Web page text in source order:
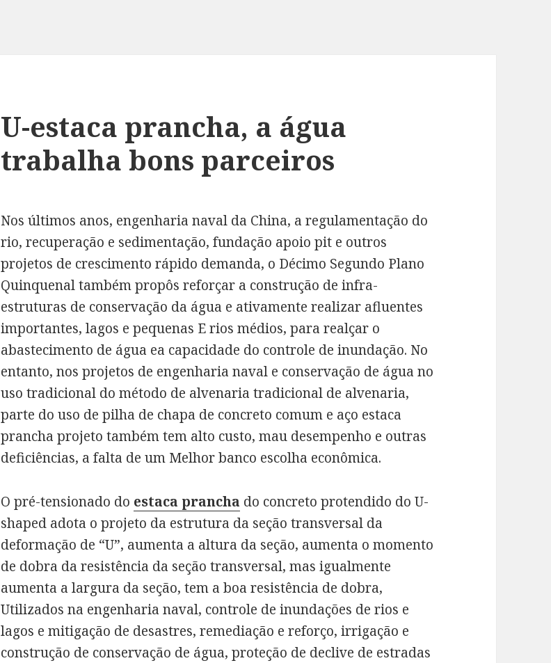
U-estaca prancha, a água
trabalha bons parceiros
Nos últimos anos, engenharia naval da China, a regulamentação do
rio, recuperação e sedimentação, fundação apoio pit e outros
projetos de crescimento rápido demanda, o Décimo Segundo Plano
Quinquenal também propôs reforçar a construção de infra-
estruturas de conservação da água e ativamente realizar afluentes
importantes, lagos e pequenas E rios médios, para realçar o
abastecimento de água ea capacidade do controle de inundação. No
entanto, nos projetos de engenharia naval e conservação de água no
uso tradicional do método de alvenaria tradicional de alvenaria,
parte do uso de pilha de chapa de concreto comum e aço estaca
prancha projeto também tem alto custo, mau desempenho e outras
deficiências, a falta de um Melhor banco escolha econômica.
O pré-tensionado do estaca prancha do concreto protendido do U-
shaped adota o projeto da estrutura da seção transversal da
deformação de “U”, aumenta a altura da seção, aumenta o momento
de dobra da resistência da seção transversal, mas igualmente
aumenta a largura da seção, tem a boa resistência de dobra,
Utilizados na engenharia naval, controle de inundações de rios e
lagos e mitigação de desastres, remediação e reforço, irrigação e
construção de conservação de água, proteção de declive de estradas